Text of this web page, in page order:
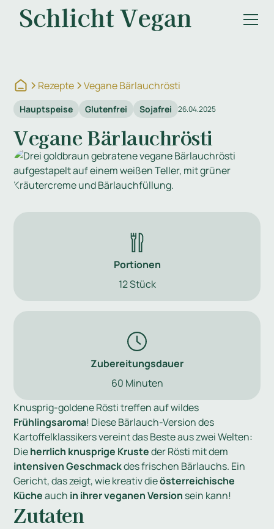
Rezepte Vegane Bärlauchrösti
Hauptspeise Glutenfrei Sojafrei 26.04.2025
Vegane Bärlauchrösti
Portionen
12 Stück
Zubereitungsdauer
60 Minuten
Knusprig-goldene Rösti treffen auf wildes
Frühlingsaroma! Diese Bärlauch-Version des
Kartoffelklassikers vereint das Beste aus zwei Welten:
Dieherrlich knusprige Krusteder Rösti mit dem
intensiven Geschmackdes frischen Bärlauchs. Ein
Gericht, das zeigt, wie kreativ dieösterreichische
Kücheauch in ihrer veganen Version sein kann!
Zutaten